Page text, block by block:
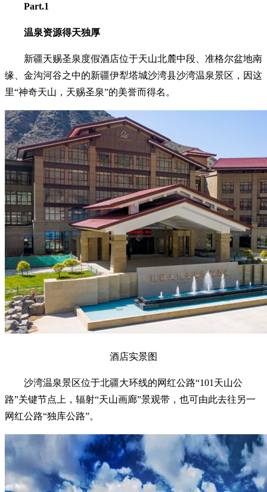
Part.1
温泉资源得天独厚
新疆天赐圣泉度假酒店位于天山北麓中段、准格尔盆地南
缘、金沟河谷之中的新疆伊犁塔城沙湾县沙湾温泉景区，因这
里“神奇天山，天赐圣泉”的美誉而得名。
酒店实景图
沙湾温泉景区位于北疆大环线的网红公路“101天山公
路”关键节点上，辐射“天山画廊”景观带，也可由此去往另一
网红公路“独库公路”。